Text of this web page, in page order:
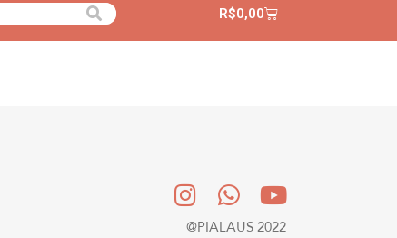
R$0,00
@PIALAUS 2022